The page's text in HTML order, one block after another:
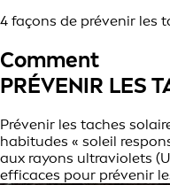
4 façons de prévenir les
Comment
PRÉVENIR LES
Prévenir les taches
habitudes « soleil
aux rayons ultraviolets
efficaces pour prévenir